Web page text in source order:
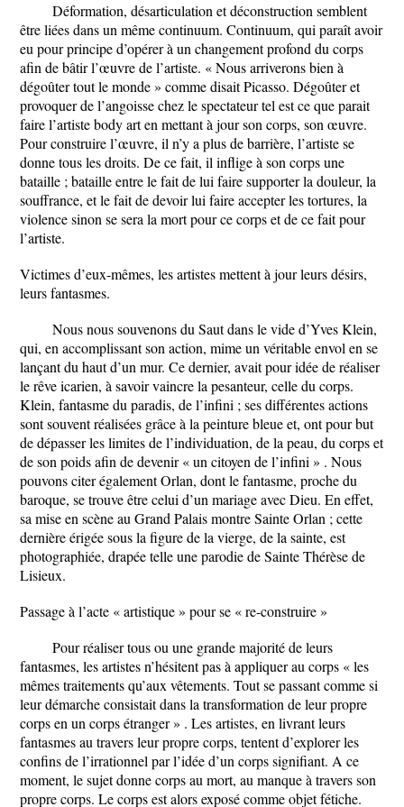
Déformation, désarticulation et déconstruction semblent
être liées dans un même continuum. Continuum, qui paraît avoir
eu pour principe d’opérer à un changement profond du corps
afin de bâtir l’œuvre de l’artiste. « Nous arriverons bien à
dégoûter tout le monde » comme disait Picasso. Dégoûter et
provoquer de l’angoisse chez le spectateur tel est ce que parait
faire l’artiste body art en mettant à jour son corps, son œuvre.
Pour construire l’œuvre, il n’y a plus de barrière, l’artiste se
donne tous les droits. De ce fait, il inflige à son corps une
bataille ; bataille entre le fait de lui faire supporter la douleur, la
souffrance, et le fait de devoir lui faire accepter les tortures, la
violence sinon se sera la mort pour ce corps et de ce fait pour
l’artiste.
Victimes d’eux-mêmes, les artistes mettent à jour leurs désirs,
leurs fantasmes.
Nous nous souvenons du Saut dans le vide d’Yves Klein,
qui, en accomplissant son action, mime un véritable envol en se
lançant du haut d’un mur. Ce dernier, avait pour idée de réaliser
le rêve icarien, à savoir vaincre la pesanteur, celle du corps.
Klein, fantasme du paradis, de l’infini ; ses différentes actions
sont souvent réalisées grâce à la peinture bleue et, ont pour but
de dépasser les limites de l’individuation, de la peau, du corps et
de son poids afin de devenir « un citoyen de l’infini » . Nous
pouvons citer également Orlan, dont le fantasme, proche du
baroque, se trouve être celui d’un mariage avec Dieu. En effet,
sa mise en scène au Grand Palais montre Sainte Orlan ; cette
dernière érigée sous la figure de la vierge, de la sainte, est
photographiée, drapée telle une parodie de Sainte Thérèse de
Lisieux.
Passage à l’acte « artistique » pour se « re-construire »
Pour réaliser tous ou une grande majorité de leurs
fantasmes, les artistes n’hésitent pas à appliquer au corps « les
mêmes traitements qu’aux vêtements. Tout se passant comme si
leur démarche consistait dans la transformation de leur propre
corps en un corps étranger » . Les artistes, en livrant leurs
fantasmes au travers leur propre corps, tentent d’explorer les
confins de l’irrationnel par l’idée d’un corps signifiant. A ce
moment, le sujet donne corps au mort, au manque à travers son
propre corps. Le corps est alors exposé comme objet fétiche.